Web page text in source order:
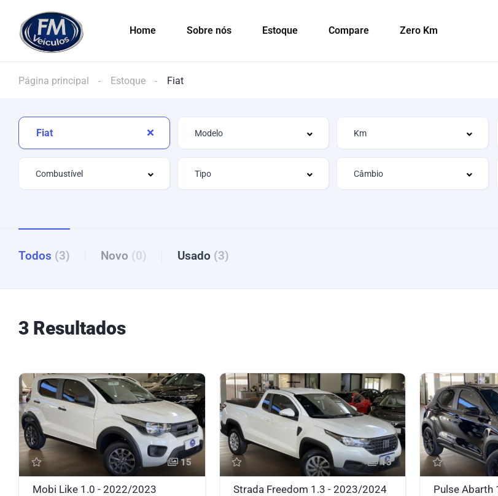
Home Sobre nós Estoque Compare Zero Km
Página principal Estoque Fiat
Fiat
Todos (3) Novo (0) Usado (3)
3 Resultados
15
Mobi Like 1.0 - 2022/2023
13
Strada Freedom 1.3 - 2023/2024 Pulse Abarth